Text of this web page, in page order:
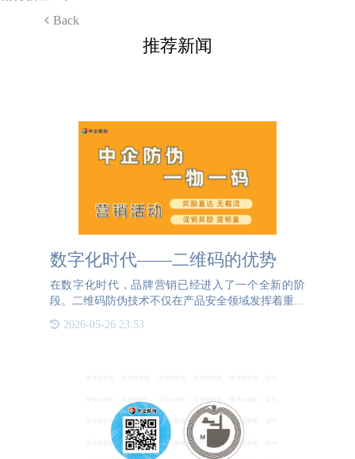
Back
推荐新闻
数字化时代——二维码的优势
在数字化时代，品牌营销已经进入了一个全新的阶
段。二维码防伪技术不仅在产品安全领域发挥着重要
作用，更在营销推广中成为了一个创新工具。通过将
二维码与产品防伪结合，企业不仅能够保护自己的品
2026-05-26 23:53